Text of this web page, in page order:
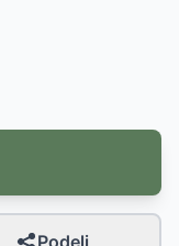
Podeli